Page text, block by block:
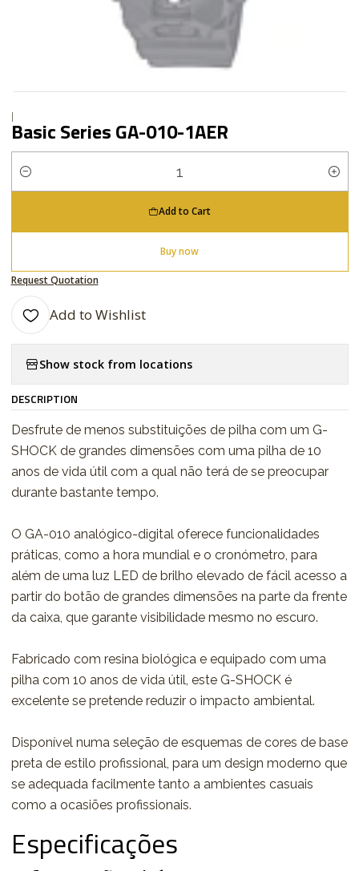
|
Basic Series GA-010-1AER
Quantity
Add to Cart
Buy now
Request Quotation
Add to Wishlist
Show stock from locations
DESCRIPTION
Desfrute de menos substituições de pilha com um G-
SHOCK de grandes dimensões com uma pilha de 10
anos de vida útil com a qual não terá de se preocupar
durante bastante tempo.
O GA-010 analógico-digital oferece funcionalidades
práticas, como a hora mundial e o cronómetro, para
além de uma luz LED de brilho elevado de fácil acesso a
partir do botão de grandes dimensões na parte da frente
da caixa, que garante visibilidade mesmo no escuro.
Fabricado com resina biológica e equipado com uma
pilha com 10 anos de vida útil, este G-SHOCK é
excelente se pretende reduzir o impacto ambiental.
Disponível numa seleção de esquemas de cores de base
preta de estilo profissional, para um design moderno que
se adequada facilmente tanto a ambientes casuais
como a ocasiões profissionais.
Especificações